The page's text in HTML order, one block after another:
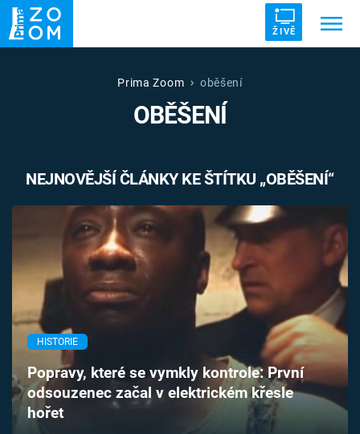
ŽIVĚ
UFO DRUHÁ SVĚTOVÁ VÁLKA
VETŘELCI DÁVNOVĚKU
Témata
Pořady
TV Program
Časopis
Sledujte prima+
Prima Zoom oběšení
OBĚŠENÍ
NEJNOVĚJŠÍ ČLÁNKY KE ŠTÍTKU „OBĚŠENÍ“
HISTORIE
Popravy, které se vymkly kontrole: První
odsouzenec začal v elektrickém křesle
hořet